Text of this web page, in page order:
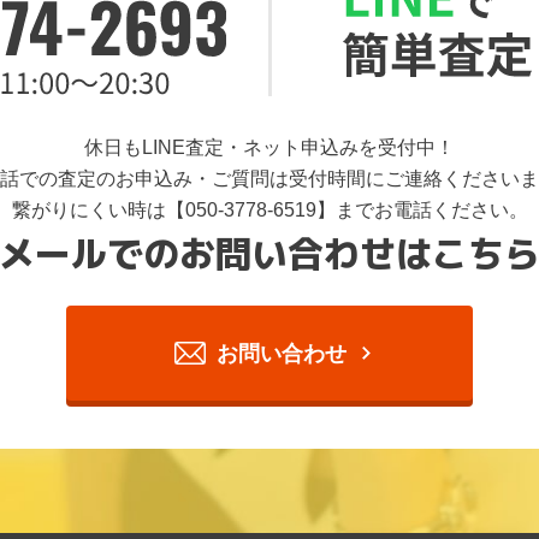
休日もLINE査定・ネット申込みを受付中！
での査定のお申込み・ご質問は受付時間にご連絡ください
繋がりにくい時は【050-3778-6519】までお電話ください。
メールでのお問い合わせはこちら
お問い合わせ